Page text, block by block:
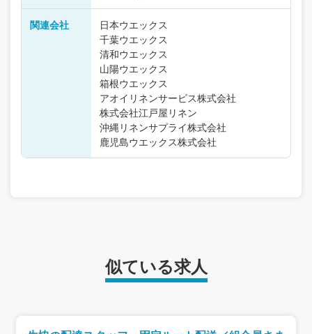
関連会社
日本ウエックス
千葉ウエックス
清和ウエックス
山陽ウエックス
箱根ウエックス
アオイリネンサービス株式会社
株式会社江戸屋リネン
沖縄リネンサプライ株式会社
鹿児島ウエックス株式会社
似ている求人